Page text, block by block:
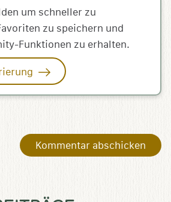
um schneller zu
zu speichern und
Funktionen zu erhalten.